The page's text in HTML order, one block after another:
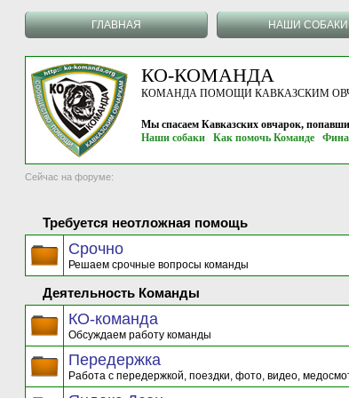
ГЛАВНАЯ НАШИ СОБАКИ
КО-КОМАНДА
КОМАНДА ПОМОЩИ КАВКАЗСКИМ
Мы спасаем Кавказских овчарок,
Наши собаки
Как помочь Команде
Сейчас на форуме:
Требуется неотложная помощь
Срочно
Решаем срочные вопросы команды
Деятельность Команды
КО-команда
Обсуждаем работу команды
Передержка
Работа с передержкой, поездки, фото, видео,